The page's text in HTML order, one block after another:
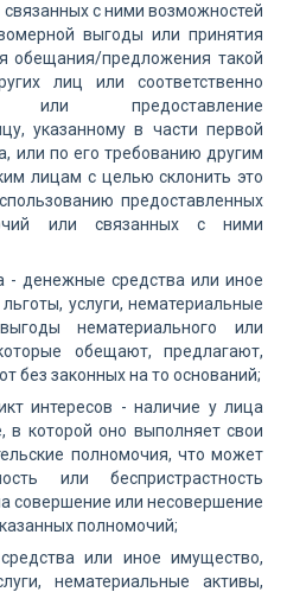
с ними возможностей
выгоды или принятия
обещания/предложения такой
лиц или соответственно
или предоставление
указанному в части первой
или по его требованию другим
лицам с целью склонить это
предоставленных
или связанных с ними
- денежные средства или иное
услуги, нематериальные
нематериального или
обещают, предлагают,
без законных на то оснований;
интересов - наличие у лица
в которой оно выполняет свои
полномочия, что может
или беспристрастность
совершение или несовершение
полномочий;
или иное имущество,
нематериальные активы,